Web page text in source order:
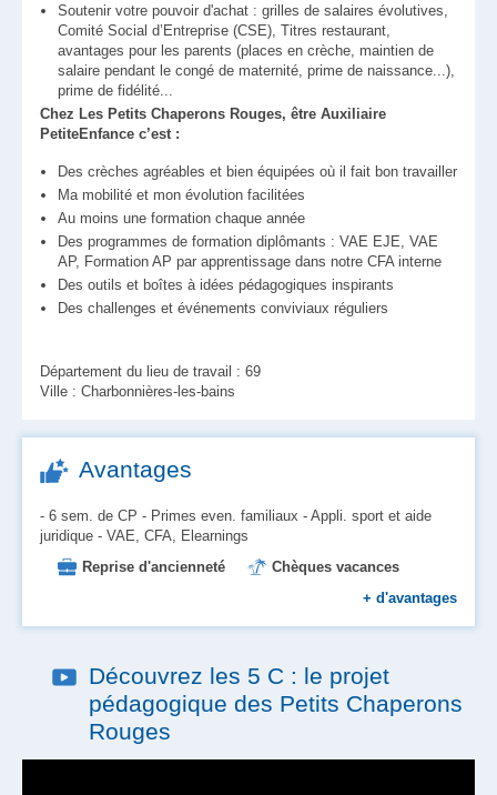
Soutenir votre pouvoir d'achat : grilles de salaires évolutives,
Comité Social d’Entreprise (CSE), Titres restaurant,
avantages pour les parents (places en crèche, maintien de
salaire pendant le congé de maternité, prime de naissance...),
prime de fidélité...
Chez Les Petits Chaperons Rouges, être Auxiliaire
PetiteEnfance c’est :
Des crèches agréables et bien équipées où il fait bon travailler
Ma mobilité et mon évolution facilitées
Au moins une formation chaque année
Des programmes de formation diplômants : VAE EJE, VAE
AP, Formation AP par apprentissage dans notre CFA interne
Des outils et boîtes à idées pédagogiques inspirants
Des challenges et événements conviviaux réguliers
Département du lieu de travail : 69
Ville : Charbonnières-les-bains
Avantages
- 6 sem. de CP - Primes even. familiaux - Appli. sport et aide
juridique - VAE, CFA, Elearnings
Reprise d'ancienneté
Chèques vacances
Aide au logement et à l'installation
Tickets restaurant
+ d'avantages
Découvrez les 5 C : le projet
pédagogique des Petits Chaperons
Rouges